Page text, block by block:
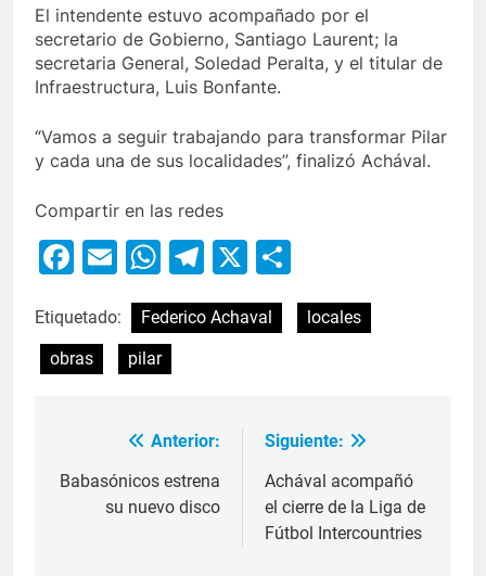
El intendente estuvo acompañado por el
secretario de Gobierno, Santiago Laurent; la
secretaria General, Soledad Peralta, y el titular de
Infraestructura, Luis Bonfante.
“Vamos a seguir trabajando para transformar Pilar
y cada una de sus localidades”, finalizó Achával.
Compartir en las redes
Facebook
EmailWhatsApp
Telegram
X
Etiquetado: Federico Achaval
locales
obras
pilar
Anterior:
Babasónicos estrena
su nuevo disco
Siguiente:
Achával acompañó
el cierre de la Liga de
Fútbol Intercountries